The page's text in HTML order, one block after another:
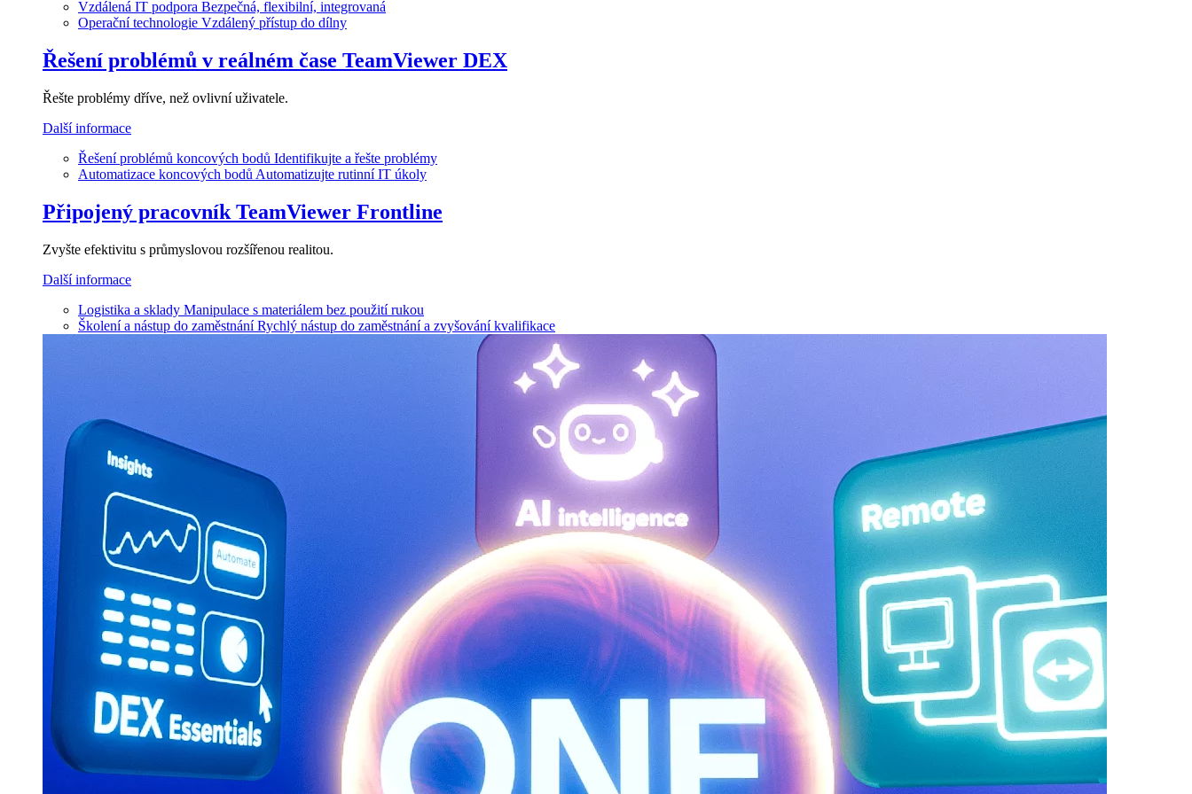
Vzdálená IT podpora Bezpečná, flexibilní, integrovaná
Operační technologie Vzdálený přístup do dílny
Řešení problémů v reálném čase TeamViewer DEX
Řešte problémy dříve, než ovlivní uživatele.
Další informace
Řešení problémů koncových bodů Identifikujte a řešte problémy
Automatizace koncových bodů Automatizujte rutinní IT úkoly
Připojený pracovník TeamViewer Frontline
Zvyšte efektivitu s průmyslovou rozšířenou realitou.
Další informace
Logistika a sklady Manipulace s materiálem bez použití rukou
Školení a nástup do zaměstnání Rychlý nástup do zaměstnání a zvyšování kvalifikace